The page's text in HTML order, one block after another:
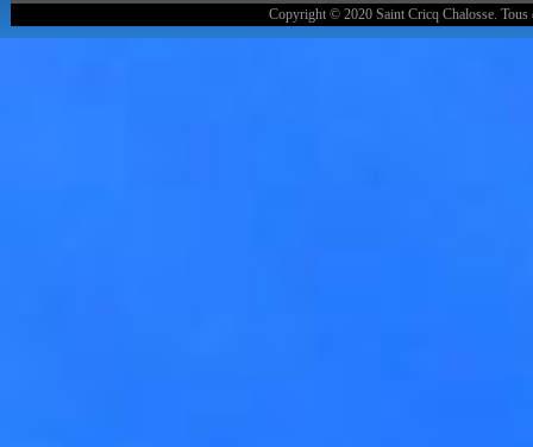
Copyright © 2020 Saint Cricq Chalosse.